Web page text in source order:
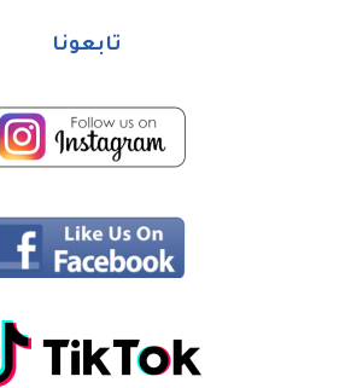
تابعونا